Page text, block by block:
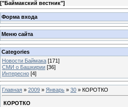
["Баймакский вестник"]
Форма входа
Меню сайта
Categories
Новости Баймака [171]
СМИ о Башкирии [36]
Интересно [4]
Главная » 2009 » Январь » 30 » КОРОТКО
КОРОТКО